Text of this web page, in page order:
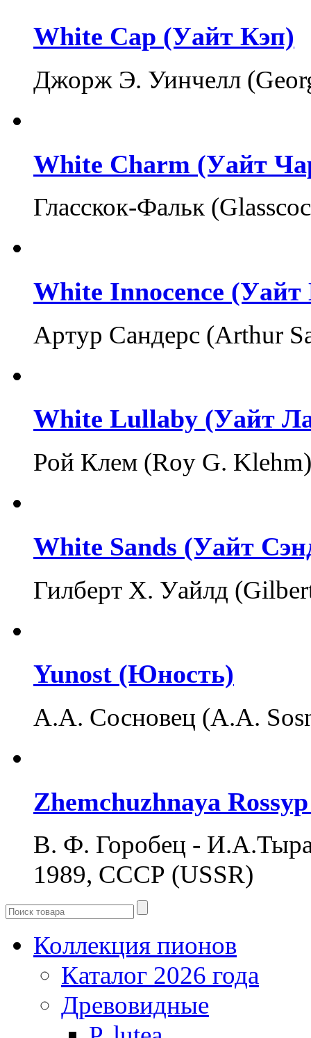
White Cap (Уайт Кэп)
Джорж Э. Уинчелл
White Charm (Уайт
Гласскок-Фальк
White Innocence (Уайт
Артур Сандерс (Arthur
White Lullaby (Уайт
Рой Клем (Roy G.
White Sands (Уайт
Гилберт Х. Уайлд
Yunost (Юность)
А.А. Сосновец (A.A.
Zhemchuzhnaya
В. Ф. Горобец -
1989, СССР (USSR)
Коллекция пионов
Каталог 2026 года
Древовидные